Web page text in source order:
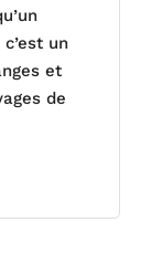
un
et
de